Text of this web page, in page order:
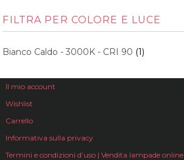
FILTRA PER COLORE E LUCE
Bianco Caldo - 3000K - CRI 90 (1)
Il mio account
Wishlist
Carrello
Informativa sulla privacy
Termini e condizioni d’uso | Vendita lampade online